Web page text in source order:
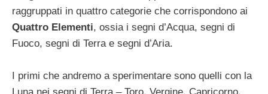
raggruppati in quattro categorie che corrispondono ai
Quattro Elementi, ossia i segni d’Acqua, segni di
Fuoco, segni di Terra e segni d’Aria.
I primi che andremo a sperimentare sono quelli con la